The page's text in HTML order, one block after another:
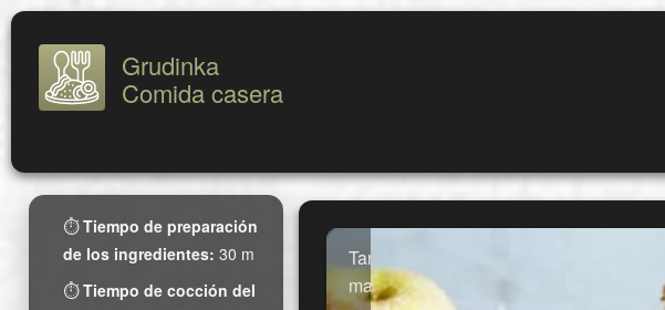
Grudinka
Comida casera
⏱Tiempo de preparación
de los ingredientes: 30 m
⏱Tiempo de cocción del
Tarta de
manzana